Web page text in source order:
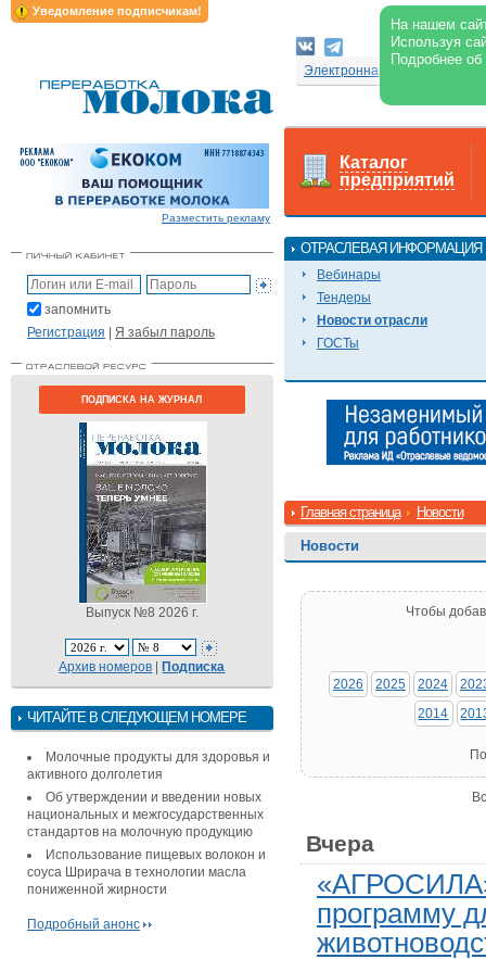
Уведомление подписчикам!
На нашем
Используя
Подробнее
Электронная версия
Разместить рекламу
запомнить
Регистрация | Я забыл пароль
ПОДПИСКА НА ЖУРНАЛ
Выпуск №8 2026 г.
Архив номеров |Подписка
ЧИТАЙТЕ В СЛЕДУЮЩЕМ НОМЕРЕ
Молочные продукты для здоровья и
активного долголетия
Об утверждении и введении новых
национальных и межгосударственных
стандартов на молочную продукцию
Использование пищевых волокон и
соуса Шрирача в технологии масла
пониженной жирности
Подробный анонс
Каталог
предприятий
ОТРАСЛЕВАЯ ИНФОРМАЦИЯ
Вебинары
Тендеры
Новости отрасли
ГОСТы
Главная страница Новости
Новости
Чтобы
2026 2025 2024
2014
Вчера
программу